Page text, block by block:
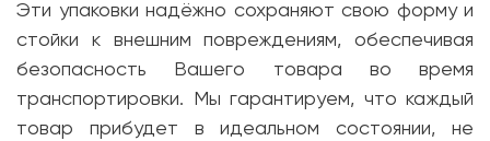
Эти упаковки надёжно сохраняют свою форму и
стойки к внешним повреждениям, обеспечивая
безопасность Вашего товара во время
транспортировки. Мы гарантируем, что каждый
товар прибудет в идеальном состоянии, не